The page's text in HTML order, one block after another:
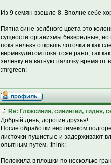
Из 9 семян взошло 8. Вполне себе
Пятна сине-зелёного цвета это
сущности организмы безвредные, но
пока нельзя открыть лоточки и как
вермикулитом пока тоже рано, так
зелёнку на ватную палочку время
:mrgreen:
Re: Глоксиния, синингии, тидея,
Добрый день, дорогие друзья!
После обработки вертимеком
листочки пушистые и задерживают
опытным путем. :think:
Положила в плошки по несколько